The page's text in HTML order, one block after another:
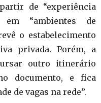
de “experiência
“ambientes de
o estabelecimento
privada. Porém, a
outro itinerário
documento, e fica
de vagas na rede”.